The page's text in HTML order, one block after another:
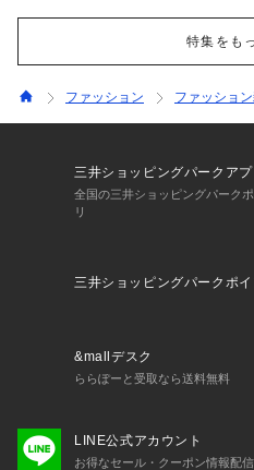
特集をも
ファッション ファッショ
三井ショッピングパークアプ
全国の三井ショッピングパーク
リ
三井ショッピングパークポイ
&mallデスク
ららぽーと受取なら送料無料
LINE公式アカウント
お得なセール・クーポン情報配